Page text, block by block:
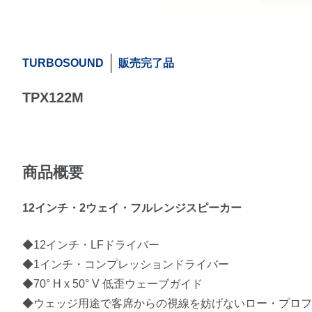
TURBOSOUND 販売完了品
TPX122M
商品概要
12インチ・2ウェイ・フルレンジスピーカー
◆12インチ・LFドライバー
◆1インチ・コンプレッションドライバー
◆70° H x 50° V 低歪ウェーブガイド
◆ウェッジ用途で客席からの視線を妨げないロー・プロ